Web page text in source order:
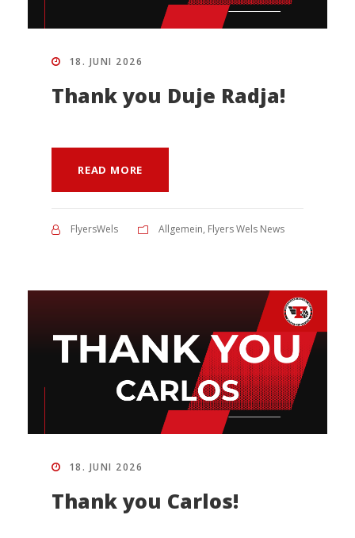
18. JUNI 2026
Thank you Duje Radja!
READ MORE
FlyersWels Allgemein, Flyers Wels News
18. JUNI 2026
Thank you Carlos!